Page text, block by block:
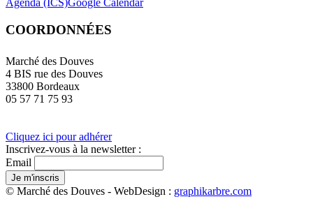
COORDONNÉES
Marché des Douves
4 BIS rue des Douves
33800 Bordeaux
05 57 71 75 93
Cliquez ici pour adhérer
Inscrivez-vous à la newsletter :
Email
© Marché des Douves - WebDesign : graphikarbre.com